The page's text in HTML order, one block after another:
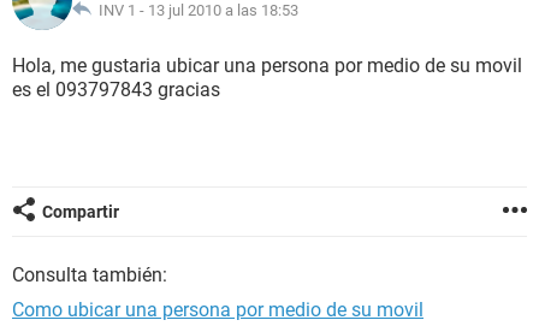
INV 1 - 13 jul 2010 a las 18:53
Hola, me gustaria ubicar una persona por medio de su movil
es el 093797843 gracias
Compartir
Consulta también:
Como ubicar una persona por medio de su movil